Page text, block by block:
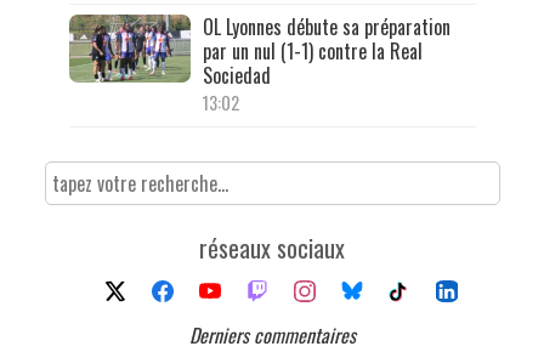
OL Lyonnes débute sa préparation
par un nul (1-1) contre la Real
Sociedad
13:02
réseaux sociaux
Derniers commentaires